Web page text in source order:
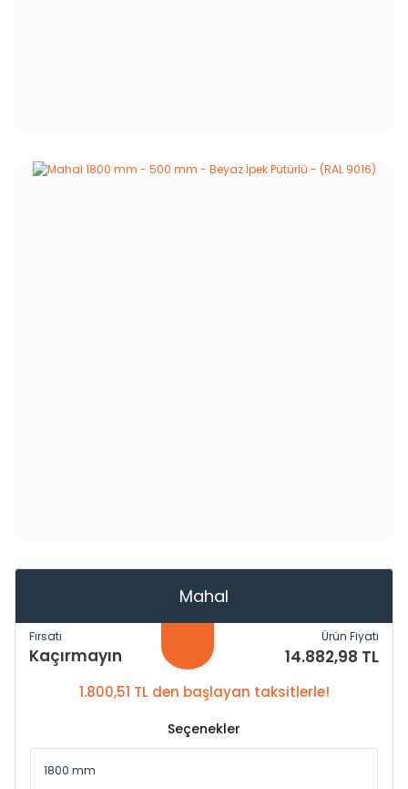
Mahal
Fırsatı
Kaçırmayın
Ürün Fiyatı
14.882,98 TL
1.800,51 TL den başlayan taksitlerle!
Seçenekler